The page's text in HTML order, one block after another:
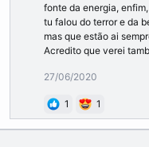
fonte da energia,
tu falou do terror e da
mas que estão ai
Acredito que verei
27/06/2020
1 1